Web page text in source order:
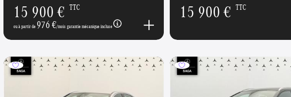
15 900 € TTC
ou à partir de 976 €/mois garantie mécanique incluse
15 900 € TTC